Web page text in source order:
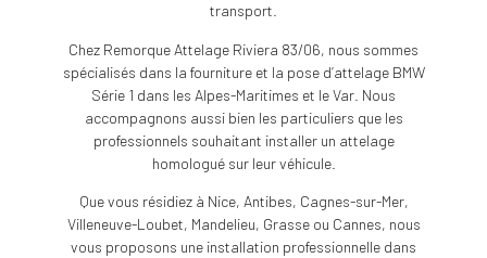
transport.
Chez Remorque Attelage Riviera 83/06, nous sommes
spécialisés dans la fourniture et la pose d’attelage BMW
Série 1 dans les Alpes-Maritimes et le Var. Nous
accompagnons aussi bien les particuliers que les
professionnels souhaitant installer un attelage
homologué sur leur véhicule.
Que vous résidiez à Nice, Antibes, Cagnes-sur-Mer,
Villeneuve-Loubet, Mandelieu, Grasse ou Cannes, nous
vous proposons une installation professionnelle dans